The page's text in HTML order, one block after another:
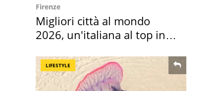
Firenze
Migliori città al mondo
2026, un'italiana al top in
LIFESTYLE